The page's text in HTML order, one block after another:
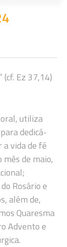
Ez 37,14)
utiliza
dedicá-
a vida de fé
mês de maio,
Rosário e
além de,
Quaresma
Advento e